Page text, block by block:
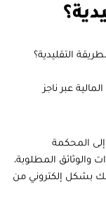
عبر ناجز
المحكمة
المطلوبة،
ذلك بشكل إلكتروني من